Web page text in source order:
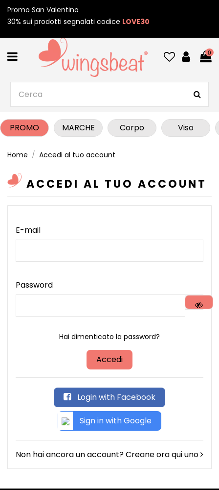
Promo San Valentino
30% sui prodotti segnalati codice LOVE30
0
PROMO MARCHE Corpo Viso
Home Accedi al tuo account
ACCEDI AL TUO ACCOUNT
E-mail
Password
Hai dimenticato la password?
Accedi
Login with Facebook
Sign in with Google
Non hai ancora un account? Creane ora qui uno